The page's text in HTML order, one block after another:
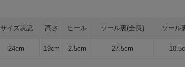
サイズ表記 高さ ヒール ソール裏(全長) ソール
24cm 19cm 2.5cm 27.5cm